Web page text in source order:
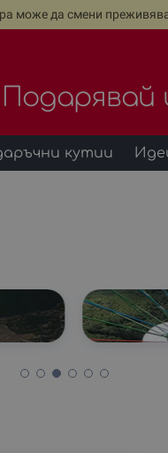
може да смени
Подарявай
кутии